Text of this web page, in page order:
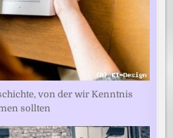
von der wir Kenntnis
sollten